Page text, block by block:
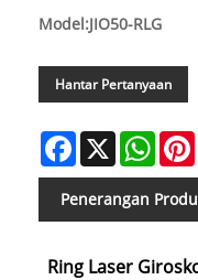
Model:JIO50-RLG
Hantar Pertanyaan
Facebook
X
Penerangan
Ring Laser